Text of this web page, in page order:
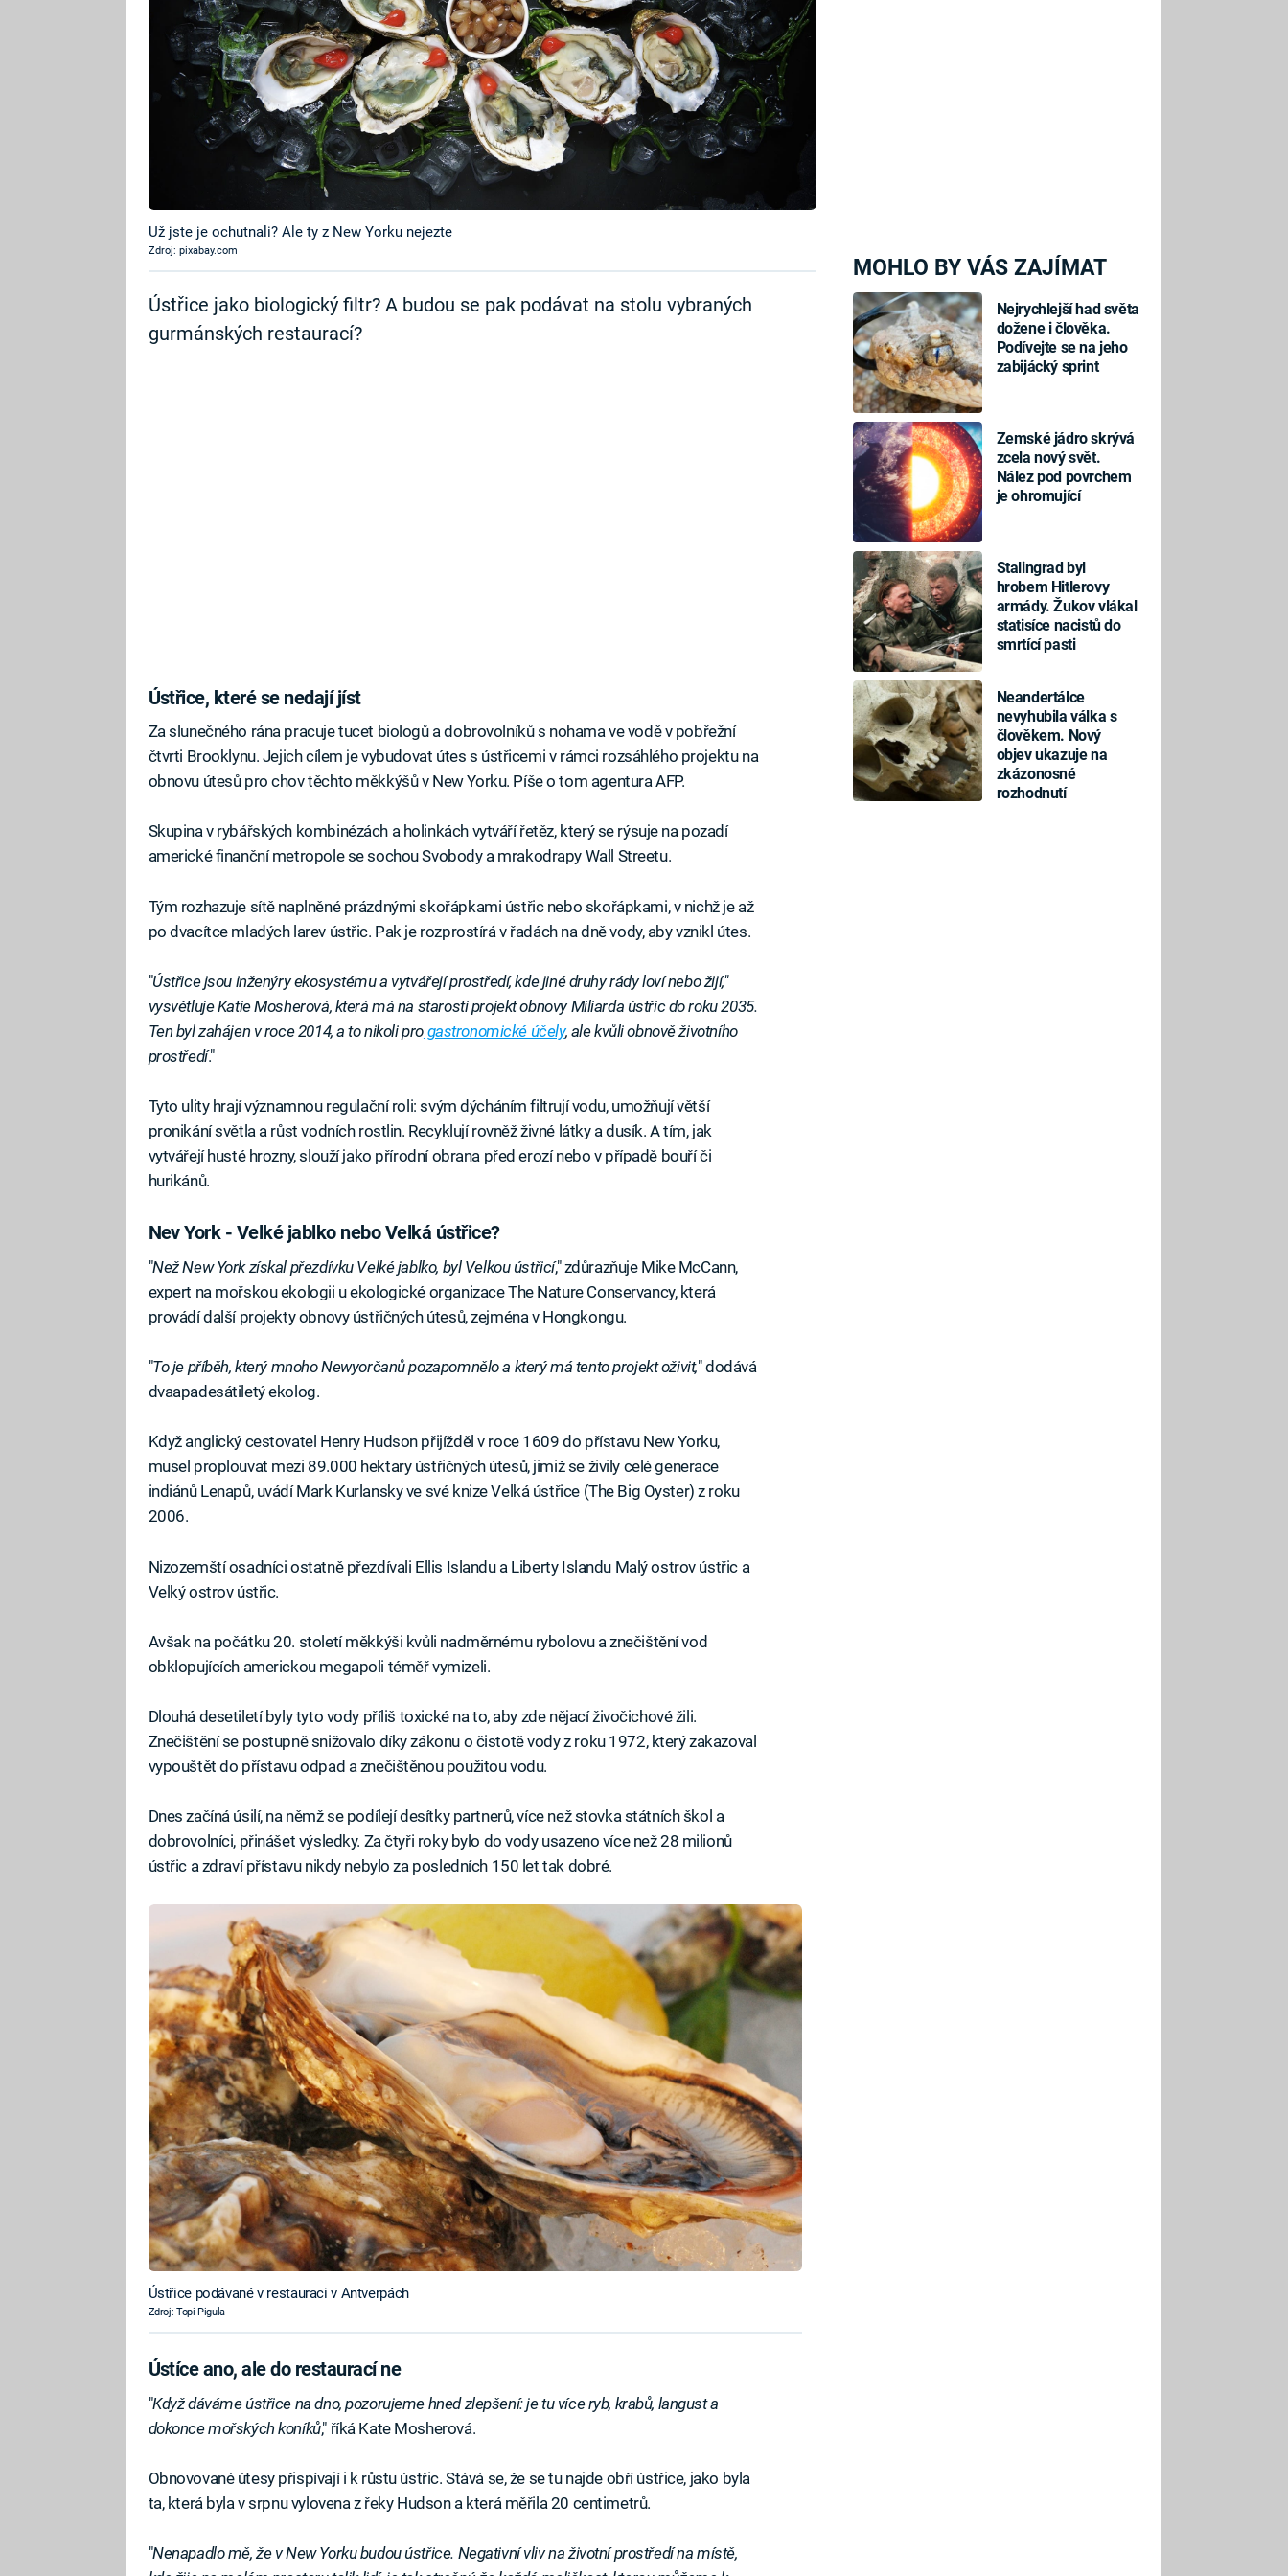
MOHLO BY VÁS ZAJÍMAT
Nejrychlejší had světa
dožene i člověka.
Podívejte se na jeho
zabijácký sprint
Zemské jádro skrývá
zcela nový svět.
Nález pod povrchem
je ohromující
Stalingrad byl
hrobem Hitlerovy
armády. Žukov vlákal
statisíce nacistů do
smrtící pasti
Neandertálce
nevyhubila válka s
člověkem. Nový
objev ukazuje na
zkázonosné
rozhodnutí
Už jste je ochutnali? Ale ty z New Yorku nejezte
Zdroj: pixabay.com
Ústřice jako biologický filtr? A budou se pak podávat na stolu vybraných
gurmánských restaurací?
Ústřice, které se nedají jíst
Za slunečného rána pracuje tucet biologů a dobrovolníků s nohama ve vodě v pobřežní
čtvrti Brooklynu. Jejich cílem je vybudovat útes s ústřicemi v rámci rozsáhlého projektu na
obnovu útesů pro chov těchto měkkýšů v New Yorku. Píše o tom agentura AFP.
Skupina v rybářských kombinézách a holinkách vytváří řetěz, který se rýsuje na pozadí
americké finanční metropole se sochou Svobody a mrakodrapy Wall Streetu.
Tým rozhazuje sítě naplněné prázdnými skořápkami ústřic nebo skořápkami, v nichž je až
po dvacítce mladých larev ústřic. Pak je rozprostírá v řadách na dně vody, aby vznikl útes.
"Ústřice jsou inženýry ekosystému a vytvářejí prostředí, kde jiné druhy rády loví nebo žijí,"
vysvětluje Katie Mosherová, která má na starosti projekt obnovy Miliarda ústřic do roku 2035.
Ten byl zahájen v roce 2014, a to nikoli progastronomické účely, ale kvůli obnově životního
prostředí."
Tyto ulity hrají významnou regulační roli: svým dýcháním filtrují vodu, umožňují větší
pronikání světla a růst vodních rostlin. Recyklují rovněž živné látky a dusík. A tím, jak
vytvářejí husté hrozny, slouží jako přírodní obrana před erozí nebo v případě bouří či
hurikánů.
Nev York - Velké jablko nebo Velká ústřice?
"Než New York získal přezdívku Velké jablko, byl Velkou ústřicí," zdůrazňuje Mike McCann,
expert na mořskou ekologii u ekologické organizace The Nature Conservancy, která
provádí další projekty obnovy ústřičných útesů, zejména v Hongkongu.
"To je příběh, který mnoho Newyorčanů pozapomnělo a který má tento projekt oživit," dodává
dvaapadesátiletý ekolog.
Když anglický cestovatel Henry Hudson přijížděl v roce 1609 do přístavu New Yorku,
musel proplouvat mezi 89.000 hektary ústřičných útesů, jimiž se živily celé generace
indiánů Lenapů, uvádí Mark Kurlansky ve své knize Velká ústřice (The Big Oyster) z roku
2006.
Nizozemští osadníci ostatně přezdívali Ellis Islandu a Liberty Islandu Malý ostrov ústřic a
Velký ostrov ústřic.
Avšak na počátku 20. století měkkýši kvůli nadměrnému rybolovu a znečištění vod
obklopujících americkou megapoli téměř vymizeli.
Dlouhá desetiletí byly tyto vody příliš toxické na to, aby zde nějací živočichové žili.
Znečištění se postupně snižovalo díky zákonu o čistotě vody z roku 1972, který zakazoval
vypouštět do přístavu odpad a znečištěnou použitou vodu.
Dnes začíná úsilí, na němž se podílejí desítky partnerů, více než stovka státních škol a
dobrovolníci, přinášet výsledky. Za čtyři roky bylo do vody usazeno více než 28 milionů
ústřic a zdraví přístavu nikdy nebylo za posledních 150 let tak dobré.
Ústřice podávané v restauraci v Antverpách
Zdroj: Topi Pigula
Ústíce ano, ale do restaurací ne
"Když dáváme ústřice na dno, pozorujeme hned zlepšení: je tu více ryb, krabů, langust a
dokonce mořských koníků," říká Kate Mosherová.
Obnovované útesy přispívají i k růstu ústřic. Stává se, že se tu najde obří ústřice, jako byla
ta, která byla v srpnu vylovena z řeky Hudson a která měřila 20 centimetrů.
"Nenapadlo mě, že v New Yorku budou ústřice. Negativní vliv na životní prostředí na místě,